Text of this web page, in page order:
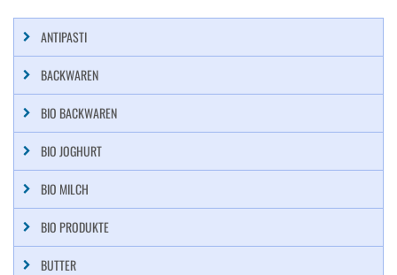
ANTIPASTI
BACKWAREN
BIO BACKWAREN
BIO JOGHURT
BIO MILCH
BIO PRODUKTE
BUTTER